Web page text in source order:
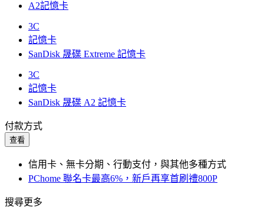
A2記憶卡
3C
記憶卡
SanDisk 晟碟 Extreme 記憶卡
3C
記憶卡
SanDisk 晟碟 A2 記憶卡
付款方式
查看
信用卡、無卡分期、行動支付，與其他多種方式
PChome 聯名卡最高6%，新戶再享首刷禮800P
搜尋更多